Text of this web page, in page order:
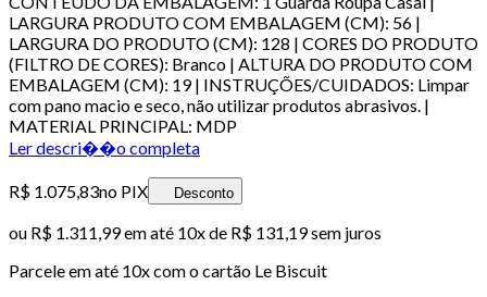
LARGURA PRODUTO COM EMBALAGEM (CM): 56 |
LARGURA DO PRODUTO (CM): 128 | CORES DO PRODUTO
(FILTRO DE CORES): Branco | ALTURA DO PRODUTO COM
EMBALAGEM (CM): 19 | INSTRUÇÕES/CUIDADOS: Limpar
com pano macio e seco, não utilizar produtos abrasivos. |
MATERIAL PRINCIPAL: MDP
Ler descri��o completa
R$ 1.075,83no PIX Desconto
ou R$ 1.311,99em até 10x de R$ 131,19 sem juros
Parcele em até 10x com o cartão Le Biscuit